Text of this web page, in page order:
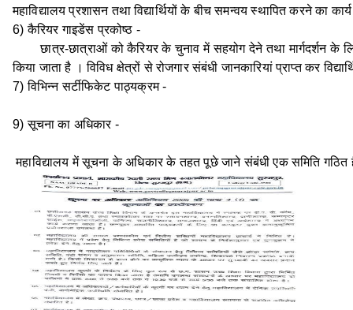
महाविद्यालय प्रशासन तथा विद्यार्थियों के बीच समन्वय स्थापित करने का
6) कैरियर गाइडेंस प्रकोष्ठ -
छात्र-छात्राओं को कैरियर के चुनाव में सहयोग देने तथा मार्गदर्शन के लिए
किया जाता है । विविध क्षेत्रों से रोजगार संबंधी जानकारियां प्राप्त कर
7) विभिन्न सर्टीफिकेट पाठ्यक्रम -
9) सूचना का अधिकार -
महाविद्यालय में सूचना के अधिकार के तहत पूछे जाने संबंधी एक समिति गठित